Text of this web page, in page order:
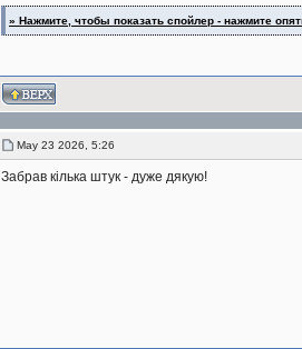
» Нажмите, чтобы показать спойлер - нажмите
May 23 2026, 5:26
Забрав кілька штук - дуже дякую!